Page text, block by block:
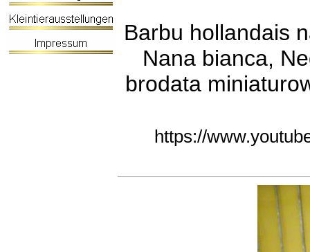
Barbu hollandais
Nana bianca,
brodata
https://